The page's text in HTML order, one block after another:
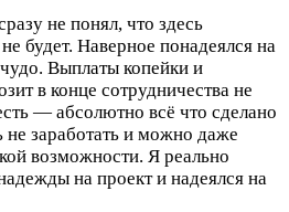
не понял, что здесь
будет. Наверное понадеялся на
Выплаты копейки и
в конце сотрудничества не
— абсолютно всё что сделано
заработать и можно даже
возможности. Я реально
на проект и надеялся на